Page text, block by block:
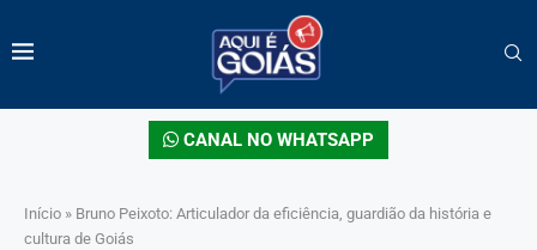
CANAL NO WHATSAPP
Início » Bruno Peixoto: Articulador da eficiência, guardião da história e
cultura de Goiás